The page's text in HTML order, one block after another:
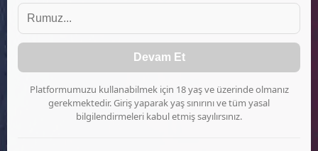
Devam Et
Platformumuzu kullanabilmek için 18 yaş ve üzerinde olmanız
gerekmektedir. Giriş yaparak yaş sınırını ve tüm yasal
bilgilendirmeleri kabul etmiş sayılırsınız.